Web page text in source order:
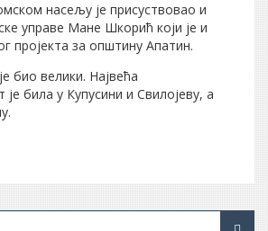
насељу је присуствовао и
управе Мане Шкорић који је и
пројекта за општину Апатин.
био велики. Највећа
је била у Купусини и Свилојеву, а